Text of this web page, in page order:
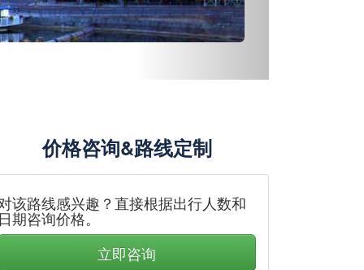
价格咨询&路线定制
该路线感兴趣？直接根据出行人数和
期咨询价格。
立即咨询